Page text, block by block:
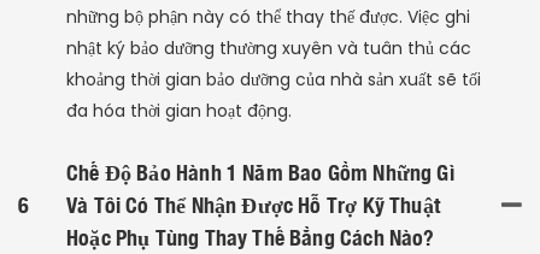
những bộ phận này có thể thay thế được. Việc ghi
nhật ký bảo dưỡng thường xuyên và tuân thủ các
khoảng thời gian bảo dưỡng của nhà sản xuất sẽ tối
đa hóa thời gian hoạt động.
6
Chế Độ Bảo Hành 1 Năm Bao Gồm Những Gì
Và Tôi Có Thể Nhận Được Hỗ Trợ Kỹ Thuật
Hoặc Phụ Tùng Thay Thế Bằng Cách Nào?